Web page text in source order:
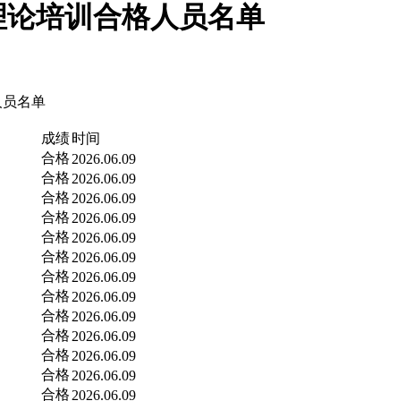
培训合格人员名单
员名单
成绩时间
合格 2026.06.09
合格 2026.06.09
合格 2026.06.09
合格 2026.06.09
合格 2026.06.09
合格 2026.06.09
合格 2026.06.09
合格 2026.06.09
合格 2026.06.09
合格 2026.06.09
合格 2026.06.09
合格 2026.06.09
合格 2026.06.09